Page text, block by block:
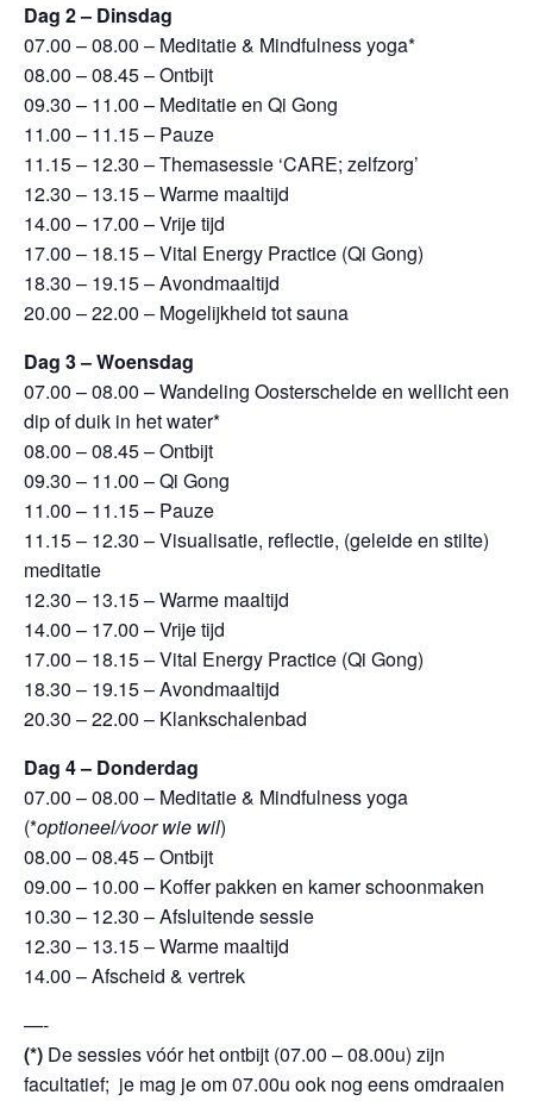
Dag 2 – Dinsdag
07.00 – 08.00 – Meditatie & Mindfulness yoga*
08.00 – 08.45 – Ontbijt
09.30 – 11.00 – Meditatie en Qi Gong
11.00 – 11.15 – Pauze
11.15 – 12.30 – Themasessie ‘CARE; zelfzorg’
12.30 – 13.15 – Warme maaltijd
14.00 – 17.00 – Vrije tijd
17.00 – 18.15 – Vital Energy Practice (Qi Gong)
18.30 – 19.15 – Avondmaaltijd
20.00 – 22.00 – Mogelijkheid tot sauna
Dag 3 – Woensdag
07.00 – 08.00 – Wandeling Oosterschelde en wellicht een
dip of duik in het water*
08.00 – 08.45 – Ontbijt
09.30 – 11.00 – Qi Gong
11.00 – 11.15 – Pauze
11.15 – 12.30 – Visualisatie, reflectie, (geleide en stilte)
meditatie
12.30 – 13.15 – Warme maaltijd
14.00 – 17.00 – Vrije tijd
17.00 – 18.15 – Vital Energy Practice (Qi Gong)
18.30 – 19.15 – Avondmaaltijd
20.30 – 22.00 – Klankschalenbad
Dag 4 – Donderdag
07.00 – 08.00 – Meditatie & Mindfulness yoga
(*optioneel/voor wie wil)
08.00 – 08.45 – Ontbijt
09.00 – 10.00 – Koffer pakken en kamer schoonmaken
10.30 – 12.30 – Afsluitende sessie
12.30 – 13.15 – Warme maaltijd
14.00 – Afscheid & vertrek
—-
(*) De sessies vóór het ontbijt (07.00 – 08.00u) zijn
facultatief; je mag je om 07.00u ook nog eens omdraaien